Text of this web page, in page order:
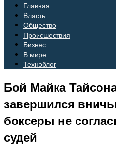
Главная
Bласть
Общество
Происшествия
Бизнес
В мире
Техноблог
Бой Майка
завершился
боксеры не
судей